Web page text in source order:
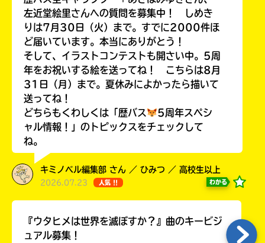
左近堂絵里さんへの質問を募集中！ しめき
りは7月30日（火）まで。すでに2000件ほ
ど届いています。本当にありがとう！
そして、イラストコンテストも開さい中。5周
年をお祝いする絵を送ってね！ こちらは8月
31日（月）まで。夏休みによかったら描いて
送ってね！
どちらもくわしくは「歴バス
5周年スペシ
ャル情報！」のトピックスをチェックして
ね。
キミノベル編集部 さん ／ ひみつ ／ 高校生以上
2026.07.23 人気 !! わかる
『ウタヒメは世界を滅ぼすか？』曲のキービジ
ュアル募集！